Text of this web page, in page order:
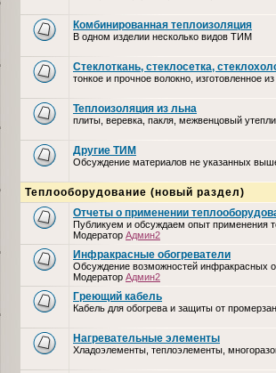
Комбинированная теплоизоляция
В одном изделии несколько видов ТИМ
Стеклоткань, стеклосетка,
тонкое и прочное волокно, изготовленное
Теплоизоляция из льна
плиты, веревка, пакля, межвенцовый
Другие ТИМ
Обсуждение материалов не указанных
Теплооборудование (новый раздел)
Отчеты о применении
Публикуем и обсуждаем опыт применения
Модератор Админ2
Инфракрасные обогреватели
Обсуждение возможностей инфракрасных
Модератор Админ2
Греющий кабель
Кабель для обогрева и защиты от
Нагревательные элементы
Хладоэлементы, теплоэлементы,